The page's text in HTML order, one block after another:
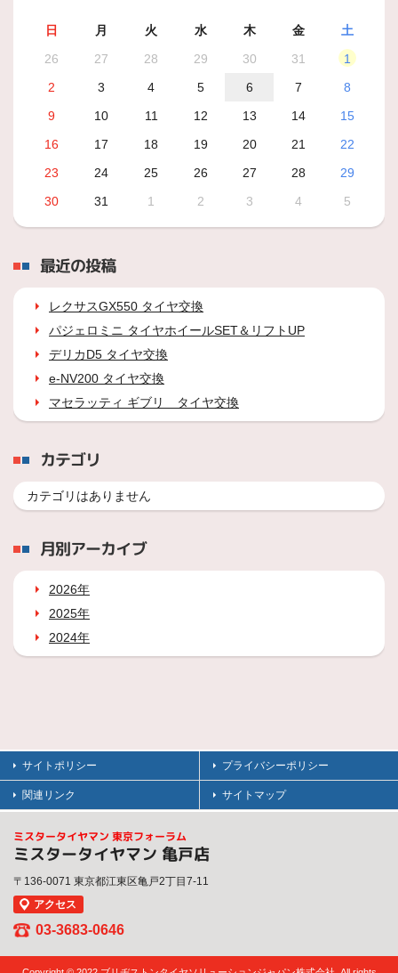
日 月 火 水 木 金
土
26
27 28 29 30 31
1
2
3 4 5 6 7
8
9
10 11 12 13 14
15
16
17 18 19 20 21
22
23
24 25 26 27 28
29
30
31 1 2 3 4 5
最近の投稿
レクサスGX550 タイヤ交換
パジェロミニ タイヤホイールSET＆リフトUP
デリカD5 タイヤ交換
e-NV200 タイヤ交換
マセラッティ ギブリ タイヤ交換
カテゴリ
カテゴリはありません
月別アーカイブ
2026年
2025年
2024年
サイトポリシー プライバシーポリシー
関連リンク サイトマップ
ミスタータイヤマン 東京フォーラム
ミスタータイヤマン 亀戸店
〒136-0071 東京都江東区亀戸2丁目7-11
アクセス
03-3683-0646